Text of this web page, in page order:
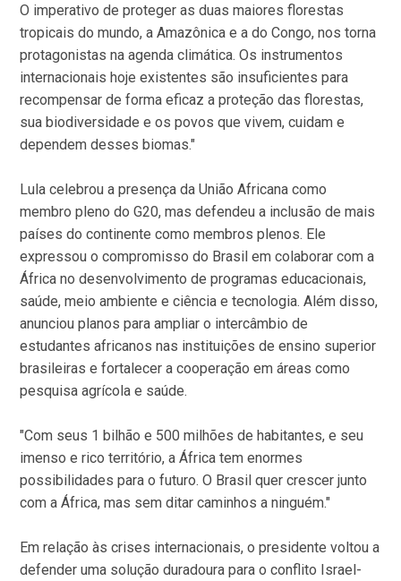
O imperativo de proteger as duas maiores florestas
tropicais do mundo, a Amazônica e a do Congo, nos torna
protagonistas na agenda climática. Os instrumentos
internacionais hoje existentes são insuficientes para
recompensar de forma eficaz a proteção das florestas,
sua biodiversidade e os povos que vivem, cuidam e
dependem desses biomas."
Lula celebrou a presença da União Africana como
membro pleno do G20, mas defendeu a inclusão de mais
países do continente como membros plenos. Ele
expressou o compromisso do Brasil em colaborar com a
África no desenvolvimento de programas educacionais,
saúde, meio ambiente e ciência e tecnologia. Além disso,
anunciou planos para ampliar o intercâmbio de
estudantes africanos nas instituições de ensino superior
brasileiras e fortalecer a cooperação em áreas como
pesquisa agrícola e saúde.
"Com seus 1 bilhão e 500 milhões de habitantes, e seu
imenso e rico território, a África tem enormes
possibilidades para o futuro. O Brasil quer crescer junto
com a África, mas sem ditar caminhos a ninguém."
Em relação às crises internacionais, o presidente voltou a
defender uma solução duradoura para o conflito Israel-